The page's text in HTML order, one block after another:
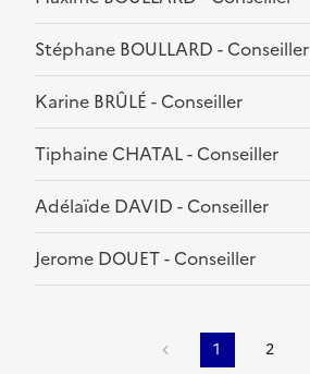
Stéphane BOULLARD - Conseiller
Karine BRÛLÉ - Conseiller
Tiphaine CHATAL - Conseiller
Adélaïde DAVID - Conseiller
Jerome DOUET - Conseiller
1 2